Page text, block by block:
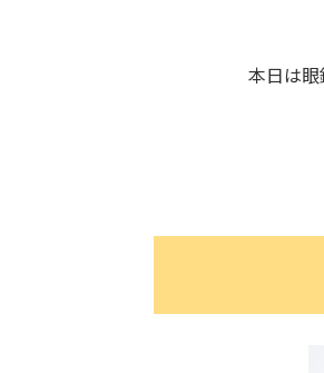
本日は